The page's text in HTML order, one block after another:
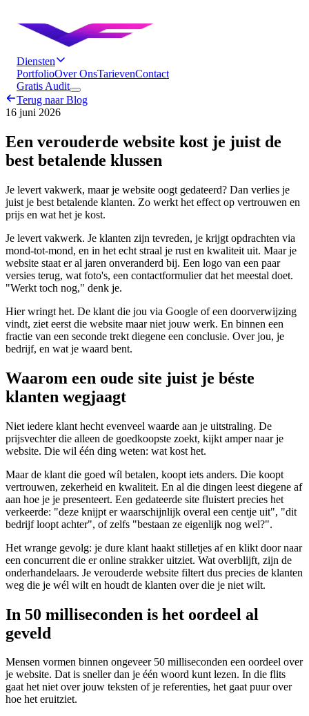
Diensten
PortfolioOver OnsTarievenContact
Gratis Audit
Terug naar Blog
16 juni 2026
Een verouderde website kost je juist de
best betalende klussen
Je levert vakwerk, maar je website oogt gedateerd? Dan verlies je
juist je best betalende klanten. Zo werkt het effect op vertrouwen en
prijs en wat het je kost.
Je levert vakwerk. Je klanten zijn tevreden, je krijgt opdrachten via
mond-tot-mond, en in het echt straal je rust en kwaliteit uit. Maar je
website staat er al jaren onveranderd bij. Een logo van een paar
versies terug, wat foto's, een contactformulier dat het meestal doet.
"Werkt toch nog," denk je.
Hier wringt het. De klant die jou via Google of een doorverwijzing
vindt, ziet eerst die website maar niet jouw werk. En binnen een
fractie van een seconde trekt diegene een conclusie. Over jou, je
bedrijf, en wat je waard bent.
Waarom een oude site juist je béste
klanten wegjaagt
Niet iedere klant hecht evenveel waarde aan je uitstraling. De
prijsvechter die alleen de goedkoopste zoekt, kijkt amper naar je
website. Die wil één ding weten: wat kost het.
Maar de klant die goed wíl betalen, koopt iets anders. Die koopt
vertrouwen, zekerheid en kwaliteit. En al die dingen leest diegene af
aan hoe je je presenteert. Een gedateerde site fluistert precies het
verkeerde: "deze knijpt er waarschijnlijk overal een centje uit", "dit
bedrijf loopt achter", of zelfs "bestaan ze eigenlijk nog wel?".
Het wrange gevolg: je dure klant haakt stilletjes af en klikt door naar
een concurrent die er online strakker uitziet. Wat overblijft, zijn de
onderhandelaars. Je verouderde website filtert dus precies de klanten
weg die je wél wilt en houdt de klanten over die je niet wilt.
In 50 milliseconden is het oordeel al
geveld
Mensen vormen binnen ongeveer 50 milliseconden een oordeel over
je website. Dat is sneller dan je één woord kunt lezen. In die flits
gaat het niet over jouw teksten of je referenties, het gaat puur over
hoe het eruitziet.